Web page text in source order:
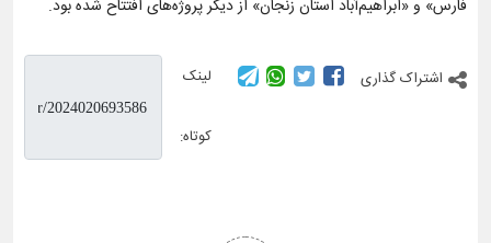
فارس» و «ابراهیم‌آباد استان زنجان» از دیگر پروژه‌های افتتاح شده بود.
اشتراک گذاری لینک
کوتاه: